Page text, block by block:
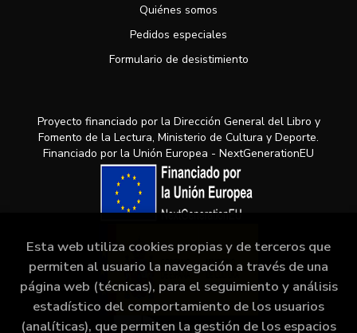
Quiénes somos
Pedidos especiales
Formulario de desistimiento
Proyecto financiado por la Dirección General del Libro y
Fomento de la Lectura, Ministerio de Cultura y Deporte.
Financiado por la Unión Europea - NextGenerationEU
Esta web utiliza cookies propias y de terceros que
permiten al usuario la navegación a través de una
página web (técnicas), para el seguimiento y análisis
estadístico del comportamiento de los usuarios
(analíticas), que permiten la gestión de los espacios